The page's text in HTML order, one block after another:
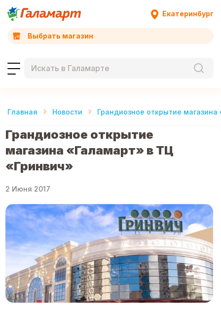
Екатеринбург
Выбрать магазин
Главная Новости Грандиозное открытие
Грандиозное открытие
магазина «Галамарт» в ТЦ
«Гринвич»
2 Июня 2017